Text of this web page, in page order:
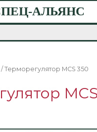
/ Терморегулятор MCS 350